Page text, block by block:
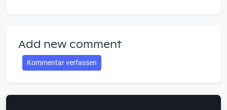
Add new comment
Kommentar verfassen